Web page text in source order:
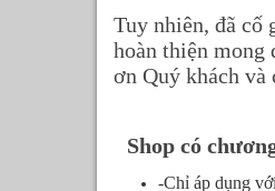
Tuy nhiên, đã cố
hoàn thiện mong
ơn Quý khách và
Shop có
-Chỉ áp dụng